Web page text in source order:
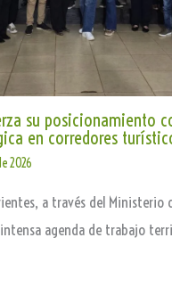
su posicionamiento
en corredores
2026
a través del Ministerio
agenda de trabajo